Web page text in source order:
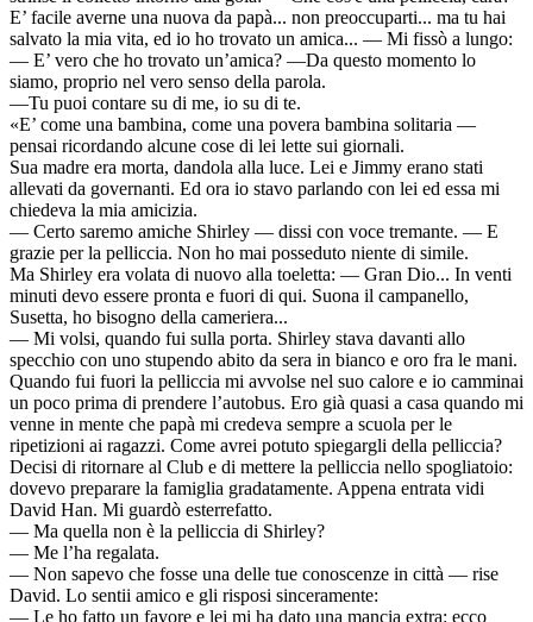
E’ facile averne una nuova da papà... non preoccuparti... ma tu hai
salvato la mia vita, ed io ho trovato un amica... — Mi fissò a lungo:
— E’ vero che ho trovato un’amica? —Da questo momento lo
siamo, proprio nel vero senso della parola.
—Tu puoi contare su di me, io su di te.
«E’ come una bambina, come una povera bambina solitaria —
pensai ricordando alcune cose di lei lette sui giornali.
Sua madre era morta, dandola alla luce. Lei e Jimmy erano stati
allevati da governanti. Ed ora io stavo parlando con lei ed essa mi
chiedeva la mia amicizia.
— Certo saremo amiche Shirley — dissi con voce tremante. — E
grazie per la pelliccia. Non ho mai posseduto niente di simile.
Ma Shirley era volata di nuovo alla toeletta: — Gran Dio... In venti
minuti devo essere pronta e fuori di qui. Suona il campanello,
Susetta, ho bisogno della cameriera...
— Mi volsi, quando fui sulla porta. Shirley stava davanti allo
specchio con uno stupendo abito da sera in bianco e oro fra le mani.
Quando fui fuori la pelliccia mi avvolse nel suo calore e io camminai
un poco prima di prendere l’autobus. Ero già quasi a casa quando mi
venne in mente che papà mi credeva sempre a scuola per le
ripetizioni ai ragazzi. Come avrei potuto spiegargli della pelliccia?
Decisi di ritornare al Club e di mettere la pelliccia nello spogliatoio:
dovevo preparare la famiglia gradatamente. Appena entrata vidi
David Han. Mi guardò esterrefatto.
— Ma quella non è la pelliccia di Shirley?
— Me l’ha regalata.
— Non sapevo che fosse una delle tue conoscenze in città — rise
David. Lo sentii amico e gli risposi sinceramente:
— Le ho fatto un favore e lei mi ha dato una mancia extra: ecco